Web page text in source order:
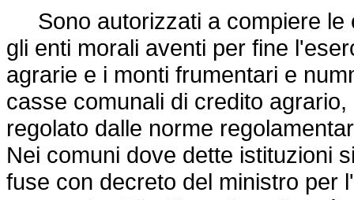
Sono autorizzati a compiere le
gli enti morali aventi per fine
agrarie e i monti frumentari e
casse comunali di credito
regolato dalle norme
Nei comuni dove dette istituzioni
fuse con decreto del ministro per